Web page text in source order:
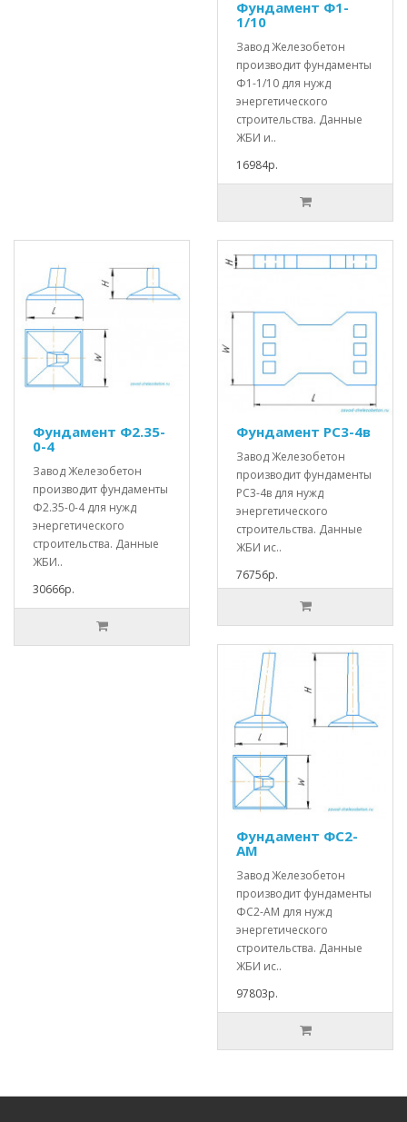
Фундамент Ф1-
1/10
Завод Железобетон
производит фундаменты
Ф1-1/10 для нужд
энергетического
строительства. Данные
ЖБИ и..
16984р.
Фундамент Ф2.35-
0-4
Завод Железобетон
производит фундаменты
Ф2.35-0-4 для нужд
энергетического
строительства. Данные
ЖБИ..
30666р.
Фундамент РС3-4в
Завод Железобетон
производит фундаменты
РС3-4в для нужд
энергетического
строительства. Данные
ЖБИ ис..
76756р.
Фундамент ФС2-
АМ
Завод Железобетон
производит фундаменты
ФС2-АМ для нужд
энергетического
строительства. Данные
ЖБИ ис..
97803р.